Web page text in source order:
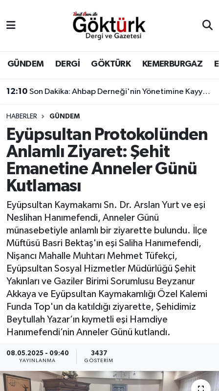
GÜNDEM DERGİ GÖKTÜRK KEMERBURGAZ
12:10 Son Dakika: Ahbap Derneği'nin Yönetimine Kayyum Atandı
HABERLER GÜNDEM
Eyüpsultan Protokolünden
Anlamlı Ziyaret: Şehit
Emanetine Anneler Günü
Kutlaması
Eyüpsultan Kaymakamı Sn. Dr. Arslan Yurt ve eşi
Neslihan Hanımefendi, Anneler Günü
münasebetiyle anlamlı bir ziyarette bulundu. İlçe
Müftüsü Basri Bektaş'ın eşi Saliha Hanımefendi,
Nişancı Mahalle Muhtarı Mehmet Tüfekçi,
Eyüpsultan Sosyal Hizmetler Müdürlüğü Şehit
Yakınları ve Gaziler Birimi Sorumlusu Beyzanur
Akkaya ve Eyüpsultan Kaymakamlığı Özel Kalemi
Funda Top'un da katıldığı ziyarette, Şehidimiz
Beytullah Yazar’ın kıymetli eşi Hamdiye
Hanımefendi’nin Anneler Günü kutlandı.
08.05.2025 - 09:40
YAYINLANMA
3437
GÖSTERIM
BİLİM
DERGİ
DÜNYA
EĞİTİM
EKONOMİ
GÖKTÜRK
KEMERBURGAZ
KÜLTÜR - SANAT
MAGAZİN
ÖZEL HABER
SAĞLIK
SPOR
TEKNOLOJİ
Eyüpsultan Hava Durumu
Eyüpsultan Trafik Yoğunluk Haritası
Süper Lig Puan Durumu ve Fikstür
Tüm Manşetler
Son Dakika Haberleri
Haber Arşivi